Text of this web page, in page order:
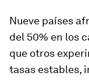
Nueve países
del 50% en los
que otros
tasas estables,